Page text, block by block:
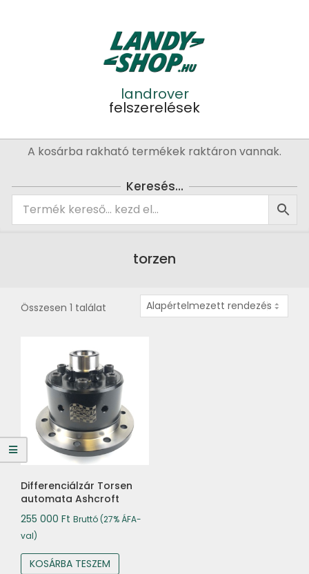
landrover
felszerelések
PrimaryA kosárba rakható termékek raktáron vannak.
Keresés…
torzen
Összesen 1 találat
Differenciálzár Torsen
automata Ashcroft
255 000 Ft Bruttó (27% ÁFA-
val)
KOSÁRBA TESZEM